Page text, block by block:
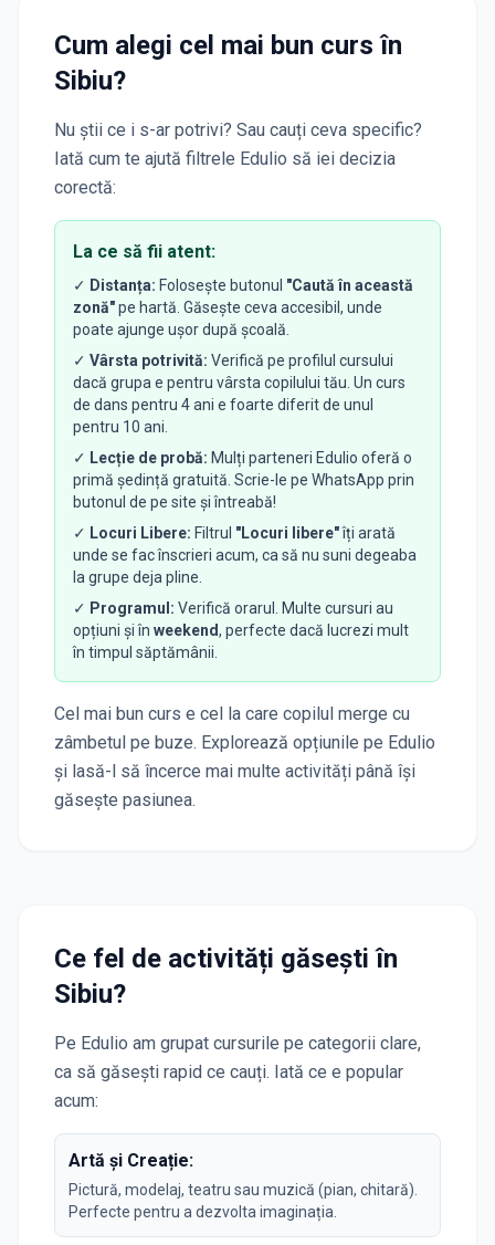
Cum alegi cel mai bun cursîn
Sibiu?
Nu știi ce i s-ar potrivi? Sau cauți ceva specific?
Iată cum te ajută filtrele Edulio să iei decizia
corectă:
La ce să fii atent:
✓ Distanța: Folosește butonul "Caută în această
zonă"pe hartă. Găsește ceva accesibil, unde
poate ajunge ușor după școală.
✓ Vârsta potrivită: Verifică pe profilul cursului
dacă grupa e pentru vârsta copilului tău. Un curs
de dans pentru 4 ani e foarte diferit de unul
pentru 10 ani.
✓ Lecție de probă: Mulți parteneri Edulio oferă o
primă ședință gratuită. Scrie-le pe WhatsApp prin
butonul de pe site și întreabă!
✓ Locuri Libere: Filtrul "Locuri libere"îți arată
unde se fac înscrieri acum, ca să nu suni degeaba
la grupe deja pline.
✓ Programul: Verifică orarul. Multe cursuri au
opțiuni și în weekend, perfecte dacă lucrezi mult
în timpul săptămânii.
Cel mai bun curs e cel la care copilul merge cu
zâmbetul pe buze. Explorează opțiunile pe Edulio
și lasă-l să încerce mai multe activități până își
găsește pasiunea.
Ce fel de activități găsești în
Sibiu?
Pe Edulio am grupat cursurile pe categorii clare,
ca să găsești rapid ce cauți. Iată ce e popular
acum:
Artă și Creație:
Pictură, modelaj, teatru sau muzică (pian, chitară).
Perfecte pentru a dezvolta imaginația.